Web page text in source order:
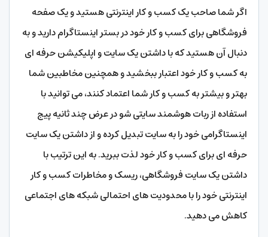
اگر شما صاحب یک کسب و کار اینترنتی هستید و یک صفحه
فروشگاهی برای کسب و کار خود در بستر اینستاگرام دارید و به
دنبال آن هستید که با داشتن یک سایت و اپلیکیشن حرفه ای
به کسب و کار خود اعتبار ببخشید و همچنین مخاطبین شما
بهتر و بیشتر به کسب و کار شما اعتماد کنند، می توانید با
استفاده از ربات هوشمند سایتی شو در عرض چند ثانیه پیج
اینستاگرامی خود را به سایت تبدیل کرده و از داشتن یک سایت
حرفه ای برای کسب و کار خود لذت ببرید. به این ترتیب با
داشتن یک سایت فروشگاهی، ریسک و مخاطرات کسب و کار
اینترنتی خود را با محدودیت های احتمالی شبکه های اجتماعی
کاهش می دهید.